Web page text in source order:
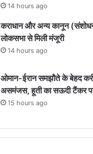
14 hours ago
कराधान और अन्य कानून
लोकसभा से मिली मंजूरी
14 hours ago
ओमान-ईरान समझौते के बेहद
असमंजस, हूती का सऊदी टैंकर
15 hours ago